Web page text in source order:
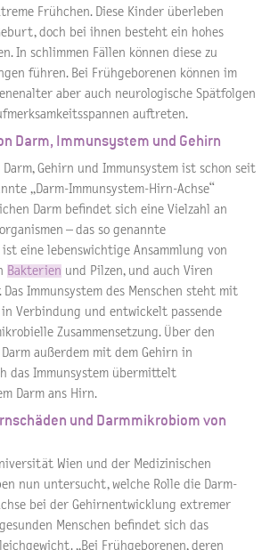
Frühchen. Diese Kinder überleben
doch bei ihnen besteht ein hohes
In schlimmen Fällen können diese zu
führen. Bei Frühgeborenen können im
aber auch neurologische Spätfolgen
auftreten.
Darm, Immunsystem und Gehirn
Gehirn und Immunsystem ist schon seit
„Darm-Immunsystem-Hirn-Achse“
Darm befindet sich eine Vielzahl an
– das so genannte
ist eine lebenswichtige Ansammlung von
Bakterien und Pilzen, und auch Viren
Das Immunsystem des Menschen steht mit
Verbindung und entwickelt passende
Zusammensetzung. Über den
außerdem mit dem Gehirn in
das Immunsystem übermittelt
Darm ans Hirn.
und Darmmikrobiom von
Wien und der Medizinischen
nun untersucht, welche Rolle die Darm-
bei der Gehirnentwicklung extremer
Menschen befindet sich das
„Bei Frühgeborenen, deren